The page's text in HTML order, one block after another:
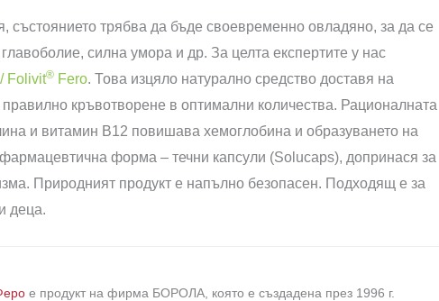
състоянието трябва да бъде своевременно овладяно, за да се
силна умора и др. За целта експертите у нас
Folivit® Fero. Това изцяло натурално средство доставя на
кръвотворене в оптимални количества. Рационалната
и витамин В12 повишава хемоглобина и образуването на
форма – течни капсули (Solucaps), допринася за
Природният продукт е напълно безопасен. Подходящ е за
деца.
е продукт на фирма БОРОЛА, която е създадена през 1996 г.